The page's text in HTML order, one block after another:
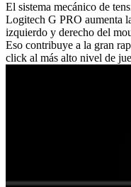
El sistema mecánico de
Logitech G PRO aumenta
izquierdo y derecho del
Eso contribuye a la gran
click al más alto nivel de